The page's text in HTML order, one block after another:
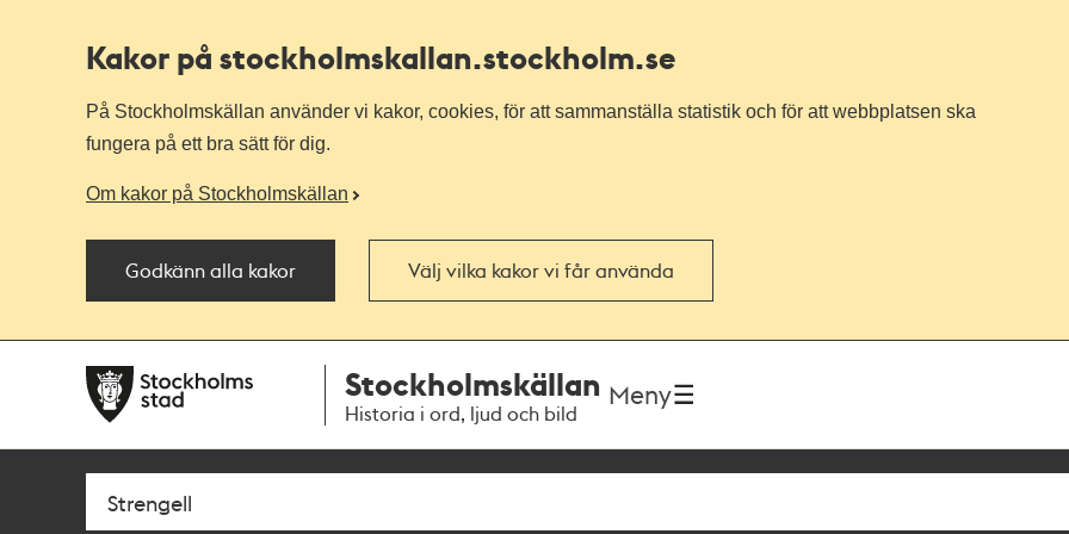
Kakor på stockholmskallan.stockholm.se
På Stockholmskällan använder vi kakor, cookies, för att sammanställa statistik och för att webbplatsen ska
fungera på ett bra sätt för dig.
Om kakor på Stockholmskällan
Godkänn alla kakor Välj vilka kakor vi får använda
navigationen
huvudinnehållet
Stockholmskällan
Historia i ord, ljud och bild
Meny
Sök